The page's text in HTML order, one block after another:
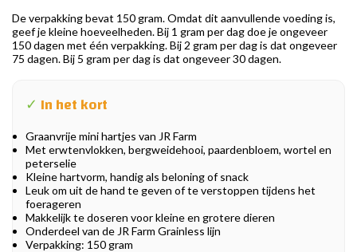
De verpakking bevat 150 gram. Omdat dit aanvullende voeding is,
geef je kleine hoeveelheden. Bij 1 gram per dag doe je ongeveer
150 dagen met één verpakking. Bij 2 gram per dag is dat ongeveer
75 dagen. Bij 5 gram per dag is dat ongeveer 30 dagen.
✓ In het kort
Graanvrije mini hartjes van JR Farm
Met erwtenvlokken, bergweidehooi, paardenbloem, wortel en
peterselie
Kleine hartvorm, handig als beloning of snack
Leuk om uit de hand te geven of te verstoppen tijdens het
foerageren
Makkelijk te doseren voor kleine en grotere dieren
Onderdeel van de JR Farm Grainless lijn
Verpakking: 150 gram